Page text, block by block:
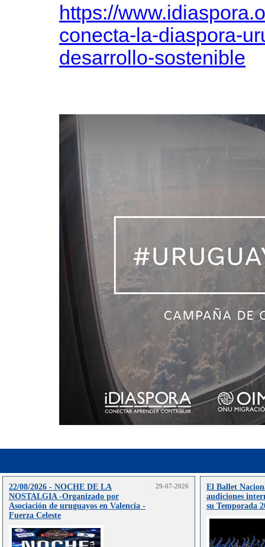
https://
conecta-la-diaspora-
desarrollo-sostenible
22/08/2026 - NOCHE DE LA
NOSTALGIA -Organizado por
Asociación de uruguayos en Valencia -
Fuerza Celeste
29-07-2026
El Ballet
audiciones
su Temporada